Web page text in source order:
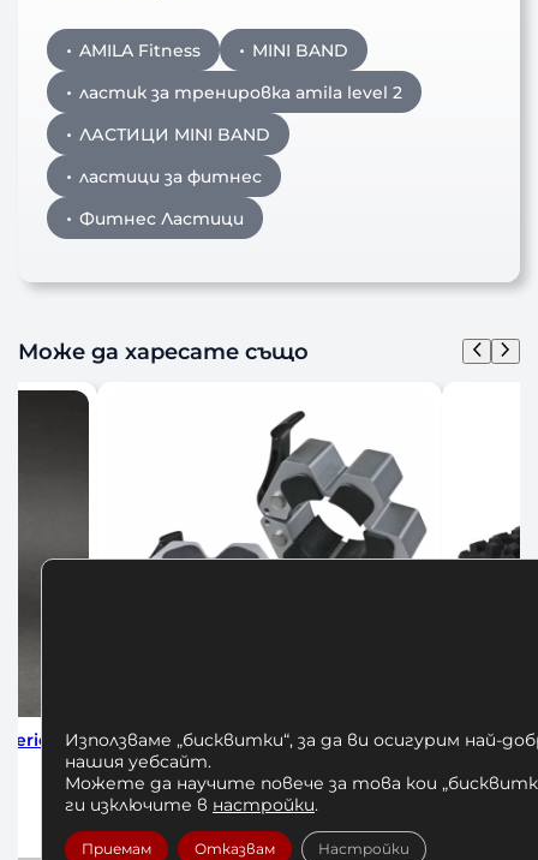
AMILA Fitness
MINI BAND
ластик за тренировка amila level 2
ЛАСТИЦИ MINI BAND
ластици за фитнес
Фитнес Ластици
Може да харесате също
за Бухалка-гира Amila Clubbell 12кг
105,00€/ 205,36 лв.
Добавяне в количката
Бухалка-
Използваме „бисквитки“, за да ви осигурим най-
нашия уебсайт.
Можете да научите повече за това кои
ги изключите в настройки.
Приемам Отказвам Настройки